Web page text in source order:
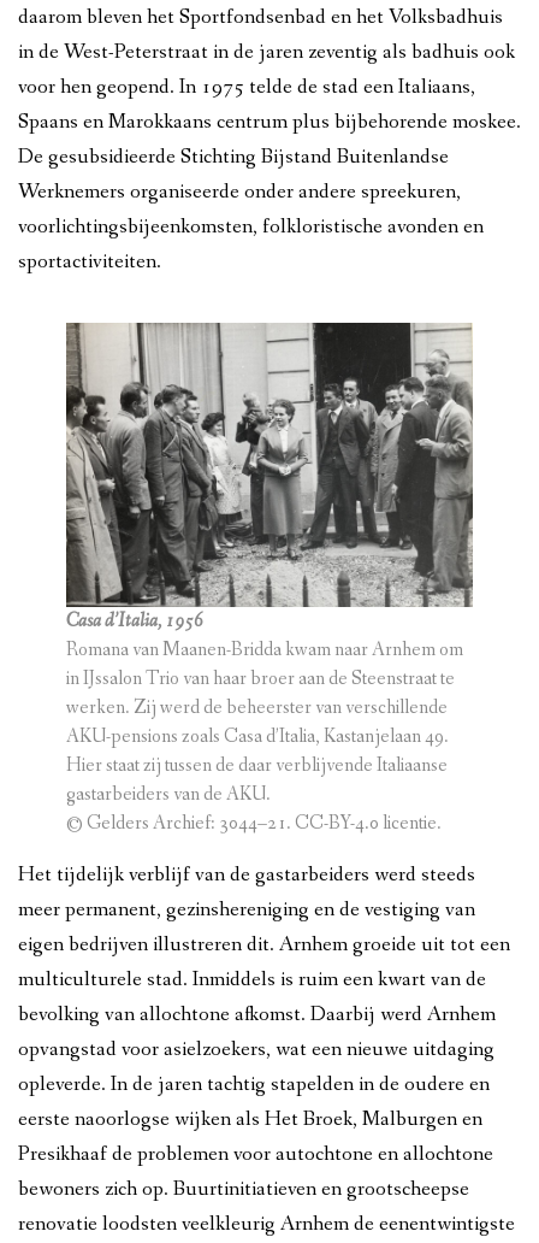
daarom bleven het Sportfondsenbad en het Volksbadhuis
in de West-Peterstraat in de jaren zeventig als badhuis ook
voor hen geopend. In 1975 telde de stad een Italiaans,
Spaans en Marokkaans centrum plus bijbehorende moskee.
De gesubsidieerde Stichting Bijstand Buitenlandse
Werknemers organiseerde onder andere spreekuren,
voorlichtingsbijeenkomsten, folkloristische avonden en
sportactiviteiten.
Casa d’Italia, 1956
Romana van Maanen-Bridda kwam naar Arnhem om
in IJssalon Trio van haar broer aan de Steenstraat te
werken. Zij werd de beheerster van verschillende
AKU-pensions zoals Casa d’Italia, Kastanjelaan 49.
Hier staat zij tussen de daar verblijvende Italiaanse
gastarbeiders van de AKU.
© Gelders Archief: 3044–21. CC-BY-4.0 licentie.
Het tijdelijk verblijf van de gastarbeiders werd steeds
meer permanent, gezinshereniging en de vestiging van
eigen bedrijven illustreren dit. Arnhem groeide uit tot een
multiculturele stad. Inmiddels is ruim een kwart van de
bevolking van allochtone afkomst. Daarbij werd Arnhem
opvangstad voor asielzoekers, wat een nieuwe uitdaging
opleverde. In de jaren tachtig stapelden in de oudere en
eerste naoorlogse wijken als Het Broek, Malburgen en
Presikhaaf de problemen voor autochtone en allochtone
bewoners zich op. Buurtinitiatieven en grootscheepse
renovatie loodsten veelkleurig Arnhem de eenentwintigste